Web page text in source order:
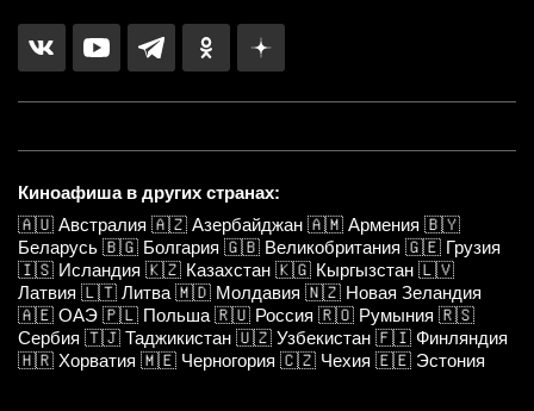
Киноафиша в других странах:
🇦🇺 Австралия 🇦🇿 Азербайджан 🇦🇲 Армения 🇧🇾
Беларусь 🇧🇬 Болгария 🇬🇧 Великобритания 🇬🇪 Грузия
🇮🇸 Исландия 🇰🇿 Казахстан 🇰🇬 Кыргызстан 🇱🇻
Латвия 🇱🇹 Литва 🇲🇩 Молдавия 🇳🇿 Новая Зеландия
🇦🇪 ОАЭ 🇵🇱 Польша 🇷🇺 Россия 🇷🇴 Румыния 🇷🇸
Сербия 🇹🇯 Таджикистан 🇺🇿 Узбекистан 🇫🇮 Финляндия
🇭🇷 Хорватия 🇲🇪 Черногория 🇨🇿 Чехия 🇪🇪 Эстония